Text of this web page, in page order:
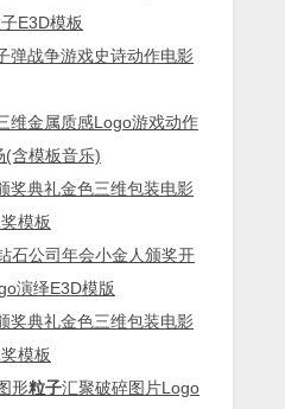
E3D模板
弹战争游戏史诗动作电影
维金属质感Logo游戏动作
(含模板音乐)
奖典礼金色三维包装电影
模板
石公司年会小金人颁奖开
演绎E3D模版
奖典礼金色三维包装电影
模板
形粒子汇聚破碎图片Logo